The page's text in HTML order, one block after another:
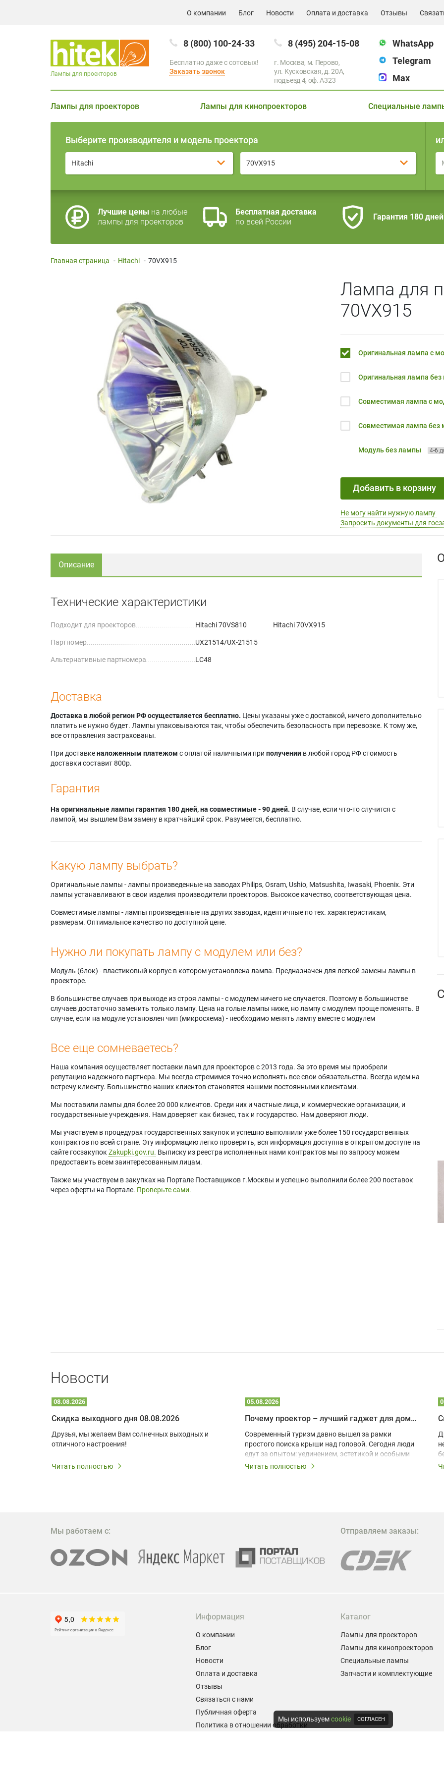
О компании Блог Новости Оплата и доставка Отзывы
8 (800) 100-24-33
Бесплатно даже с сотовых!
Заказать звонок
8 (495) 204-15-08
г. Москва, м. Перово,
ул. Кусковская, д. 20А,
подъезд 4, оф. A323
WhatsApp
Telegram
Max
Лампы для проекторов
Лампы для проекторов Лампы для кинопроекторов Специальные
Выберите производителя и модель проектора
Hitachi 70VX915
Лучшие цены на любые
лампы для проекторов
Бесплатная доставка
по всей России
Гарантия 180 дней
Главная страница - Hitachi - 70VX915
Лампа для
70VX915
Оригинальная лампа с
Оригинальная лампа без
Совместимая лампа с
Совместимая лампа без
Модуль без лампы 4-6
Добавить в корзину
Не могу найти нужную лампу
Запросить документы для
Описание
Технические характеристики
Подходит для проекторов Hitachi 70VS810 Hitachi 70VX915
Партномер UX21514/UX-21515
Альтернативные партномера LC48
Доставка
Доставка в любой регион РФ осуществляется бесплатно. Цены указаны уже с доставкой, ничего дополнительно
платить не нужно будет. Лампы упаковываются так, чтобы обеспечить безопасность при перевозке. К тому же,
все отправления застрахованы.
При доставкеналоженным платежом с оплатой наличными при получении в любой город РФ стоимость
доставки составит 800р.
Гарантия
На оригинальные лампы гарантия 180 дней, на совместимые - 90 дней. В случае, если что-то случится с
лампой, мы вышлем Вам замену в кратчайший срок. Разумеется, бесплатно.
Какую лампу выбрать?
Оригинальные лампы - лампы произведенные на заводах Philips, Osram, Ushio, Matsushita, Iwasaki, Phoenix. Эти
лампы устанавливают в свои изделия производители проекторов. Высокое качество, соответствующая цена.
Совместимые лампы - лампы произведенные на других заводах, идентичные по тех. характеристикам,
размерам. Оптимальное качество по доступной цене.
Нужно ли покупать лампу с модулем или без?
Модуль (блок) - пластиковый корпус в котором установлена лампа. Предназначен для легкой замены лампы в
проекторе.
В большинстве случаев при выходе из строя лампы - с модулем ничего не случается. Поэтому в большинстве
случаев достаточно заменить только лампу. Цена на голые лампы ниже, но лампу с модулем проще поменять. В
случае, если на модуле установлен чип (микросхема) - необходимо менять лампу вместе с модулем
Все еще сомневаетесь?
Наша компания осуществляет поставки ламп для проекторов с 2013 года. За это время мы приобрели
репутацию надежного партнера. Мы всегда стремимся точно исполнять все свои обязательства. Всегда идем на
встречу клиенту. Большинство наших клиентов становятся нашими постоянными клиентами.
Мы поставили лампы для более 20 000 клиентов. Среди них и частные лица, и коммерческие организации, и
государственные учреждения. Нам доверяет как бизнес, так и государство. Нам доверяют люди.
Мы участвуем в процедурах государственных закупок и успешно выполнили уже более 150 государственных
контрактов по всей стране. Эту информацию легко проверить, вся информация доступна в открытом доступе на
сайте госзакупок Zakupki.gov.ru. Выписку из реестра исполненных нами контрактов мы по запросу можем
предоставить всем заинтересованным лицам.
Также мы участвуем в закупках на Портале Поставщиков г.Москвы и успешно выполнили более 200 поставок
через оферты на Портале. Проверьте сами.
Новости
08.08.2026
Скидка выходного дня 08.08.2026
Друзья, мы желаем Вам солнечных выходных и
отличного настроения!
Читать полностью
05.08.2026
Почему проектор – лучший гаджет для домика в глэмпинге
Современный туризм давно вышел за рамки
простого поиска крыши над головой. Сегодня люди
едут за опытом: уединением, эстетикой и особыми
ощущениями. Владельцы A-frame домов,
эффективных и бюджетных способов стать
проектора.
Читать полностью
Мы работаем с: Отправляем заказы:
Информация
О компании
Блог
Новости
Оплата и доставка
Отзывы
Связаться с нами
Публичная оферта
Политика в отношении обработки
Каталог
Лампы для проекторов
Лампы для кинопроекторов
Специальные лампы
Запчасти и комплектующие
Мы используемcookie СОГЛАСЕН